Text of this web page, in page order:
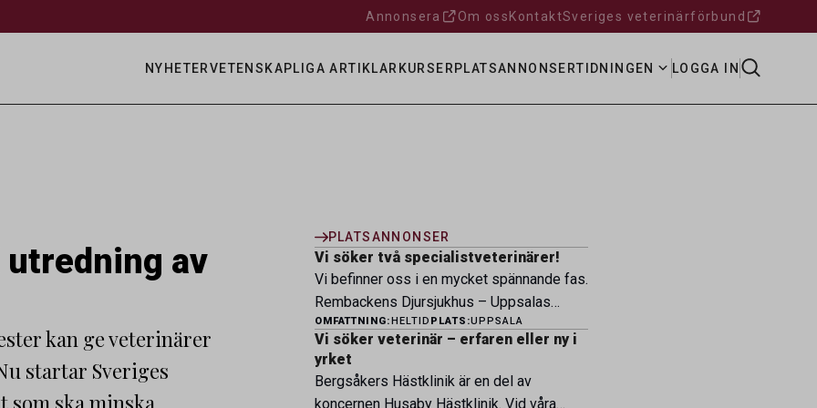
Annonsera Om oss KontaktSveriges veterinärförbund
NYHETERVETENSKAPLIGA ARTIKLAR KURSER PLATSANNONSERTIDNINGEN LOGGA IN
av
kan ge veterinärer
startar Sveriges
ska minska
PLATSANNONSER
Vi söker två specialistveterinärer!
Vi befinner oss i en mycket spännande fas.
Rembackens Djursjukhus – Uppsalas
ledande djursjukhus – expanderar nu sin
specialistverksamhet och söker
legitimerade veterinärer med
specialistkompetens som vill vara med
OMFATTNING:HELTID PLATS:UPPSALA
Vi söker veterinär – erfaren eller ny i
yrket
Bergsåkers Hästklinik är en del av
koncernen Husaby Hästklinik. Vid våra